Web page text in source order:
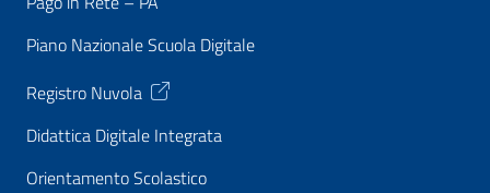
Piano Nazionale Scuola Digitale
Registro Nuvola
Didattica Digitale Integrata
Orientamento Scolastico